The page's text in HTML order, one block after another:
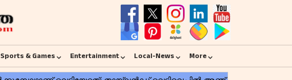
Sports & Games Entertainment Local-News More